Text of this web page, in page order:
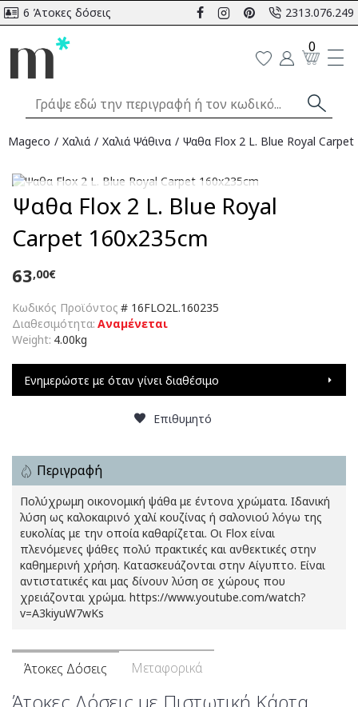
6 Άτοκες δόσεις 2313.076.249
0
Mageco Χαλιά Χαλιά Ψάθινα Ψαθα Flox 2 L. Blue Royal Carpet
Αναμένεται
Ψαθα Flox 2 L. Blue Royal
Carpet 160x235cm
Κωδικός Προϊόντος # 16FLO2L.160235
Διαθεσιμότητα: Αναμένεται
Weight: 4.00kg
63,00€
Ενημερώστε με όταν γίνει διαθέσιμο
Επιθυμητό
Περιγραφή
Πολύχρωμη οικονομική ψάθα με έντονα χρώματα. Ιδανική
λύση ως καλοκαιρινό χαλί κουζίνας ή σαλονιού λόγω της
ευκολίας με την οποία καθαρίζεται. Οι Flox είναι
πλενόμενες ψάθες πολύ πρακτικές και ανθεκτικές στην
καθημερινή χρήση. Κατασκευάζονται στην Αίγυπτο. Είναι
αντιστατικές και μας δίνουν λύση σε χώρους που
χρειάζονται χρώμα. https://www.youtube.com/watch?
v=A3kiyuW7wKs
Άτοκες Δόσεις Μεταφορικά